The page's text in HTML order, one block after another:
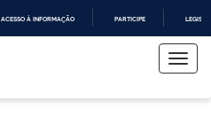
ACESSO À INFORMAÇÃO PARTICIPE